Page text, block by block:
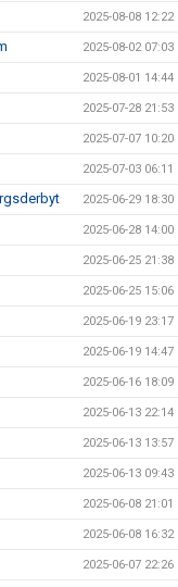
2025-08-08 12:22
2025-08-02 07:03
2025-08-01 14:44
2025-07-28 21:53
2025-07-07 10:20
2025-07-03 06:11
2025-06-29 18:30
2025-06-28 14:00
2025-06-25 21:38
2025-06-25 15:06
2025-06-19 23:17
2025-06-19 14:47
2025-06-16 18:09
2025-06-13 22:14
2025-06-13 13:57
2025-06-13 09:43
2025-06-08 21:01
2025-06-08 16:32
2025-06-07 22:26